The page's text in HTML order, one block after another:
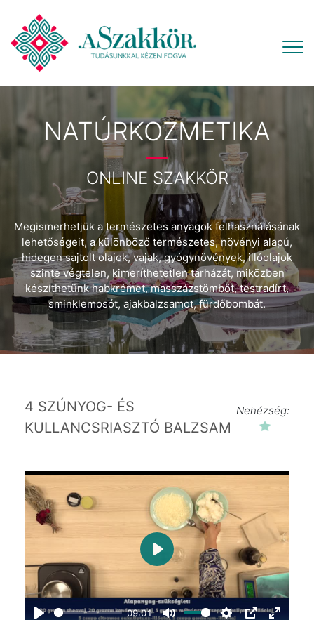
NATÚRKOZMETIKA
ONLINE SZAKKÖR
Megismerhetjük a természetes anyagok felhasználásának
lehetőségeit, a különböző természetes, növényi alapú,
hidegen sajtolt olajok, vajak, gyógynövények, illóolajok
szinte végtelen, kimeríthetetlen tárházát, miközben
készíthetünk habkrémet, masszázstömböt, testradírt,
sminklemosót, ajakbalzsamot, fürdőbombát.
4 SZÚNYOG- ÉS
KULLANCSRIASZTÓ BALZSAM
Nehézség:
09:01
Play